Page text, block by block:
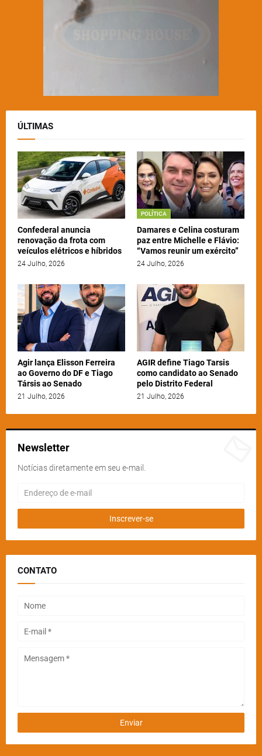
ÚLTIMAS
Confederal anuncia
renovação da frota com
veículos elétricos e híbridos
24 Julho, 2026
POLÍTICA
Damares e Celina costuram
paz entre Michelle e Flávio:
“Vamos reunir um exército”
24 Julho, 2026
Agir lança Elisson Ferreira
ao Governo do DF e Tiago
Társis ao Senado
21 Julho, 2026
AGIR define Tiago Tarsis
como candidato ao Senado
pelo Distrito Federal
21 Julho, 2026
Newsletter
Notícias diretamente em seu e-mail.
CONTATO